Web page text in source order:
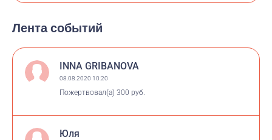
Лента событий
INNA GRIBANOVA
08.08.2020 10:20
Пожертвовал(а) 300 руб.
Юля